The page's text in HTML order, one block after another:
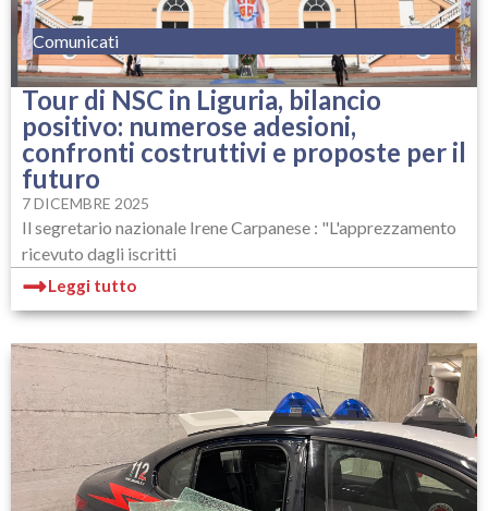
Comunicati
Tour di NSC in Liguria, bilancio
positivo: numerose adesioni,
confronti costruttivi e proposte per il
futuro
7 DICEMBRE 2025
Il segretario nazionale Irene Carpanese : "L'apprezzamento
ricevuto dagli iscritti
Leggi tutto